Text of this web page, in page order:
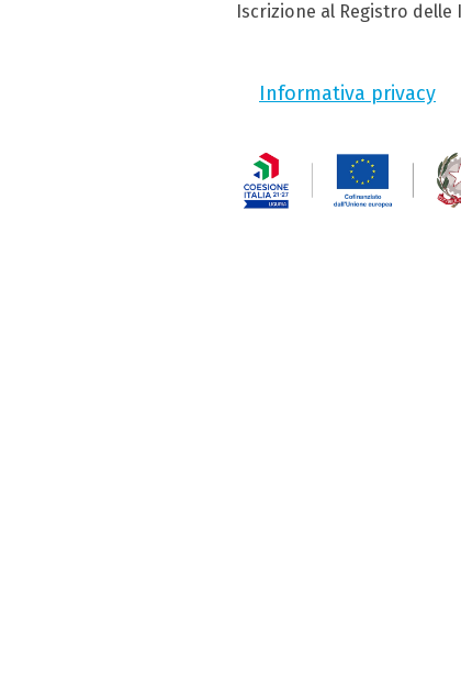
Iscrizione al Registro delle
Informativa privacy